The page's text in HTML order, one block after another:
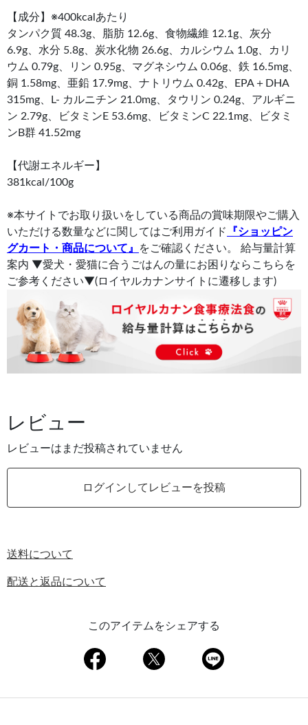
【成分】※400kcalあたり
タンパク質 48.3g、脂肪 12.6g、食物繊維 12.1g、灰分
6.9g、水分 5.8g、炭水化物 26.6g、カルシウム 1.0g、カリ
ウム 0.79g、リン 0.95g、マグネシウム 0.06g、鉄 16.5mg、
銅 1.58mg、亜鉛 17.9mg、ナトリウム 0.42g、EPA＋DHA
315mg、L- カルニチン 21.0mg、タウリン 0.24g、アルギニ
ン 2.79g、ビタミンE 53.6mg、ビタミンC 22.1mg、ビタミ
ンB群 41.52mg
【代謝エネルギー】
381kcal/100g
※本サイトでお取り扱いをしている商品の賞味期限やご購入
いただける数量などに関してはご利用ガイド
『ショッピン
グカート・商品について』
をご確認ください。 給与量計算
案内 ▼愛犬・愛猫に合うごはんの量にお困りならこちらを
ご参考ください▼(ロイヤルカナンサイトに遷移します)
レビュー
レビューはまだ投稿されていません
ログインしてレビューを投稿
送料について
配送と返品について
このアイテムをシェアする